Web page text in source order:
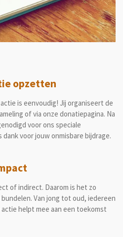
opzetten
is eenvoudig! Jij organiseert de
of via onze donatiepagina. Na
voor ons speciale
dank voor jouw onmisbare bijdrage.
of indirect. Daarom is het zo
Van jong tot oud, iedereen
helpt mee aan een toekomst